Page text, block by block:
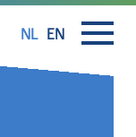
NL EN